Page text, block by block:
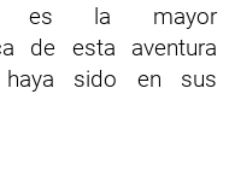
es la mayor
de esta aventura
sido en sus